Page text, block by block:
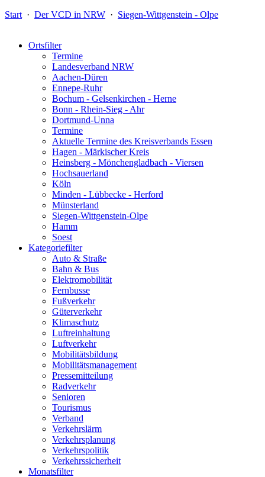
Start · Der VCD in NRW · Siegen-Wittgenstein - Olpe
Ortsfilter
Termine
Landesverband NRW
Aachen-Düren
Ennepe-Ruhr
Bochum - Gelsenkirchen - Herne
Bonn - Rhein-Sieg - Ahr
Dortmund-Unna
Termine
Aktuelle Termine des Kreisverbands Essen
Hagen - Märkischer Kreis
Heinsberg - Mönchengladbach - Viersen
Hochsauerland
Köln
Minden - Lübbecke - Herford
Münsterland
Siegen-Wittgenstein-Olpe
Hamm
Soest
Kategoriefilter
Auto & Straße
Bahn & Bus
Elektromobilität
Fernbusse
Fußverkehr
Güterverkehr
Klimaschutz
Luftreinhaltung
Luftverkehr
Mobilitätsbildung
Mobilitätsmanagement
Pressemitteilung
Radverkehr
Senioren
Tourismus
Verband
Verkehrslärm
Verkehrsplanung
Verkehrspolitik
Verkehrssicherheit
Monatsfilter